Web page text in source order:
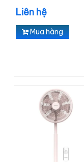
Liên hệ
Mua hàng